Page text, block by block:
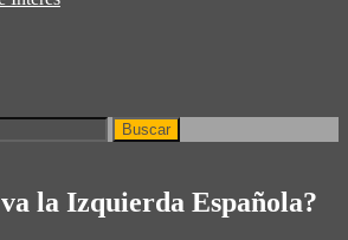
la Izquierda Española?